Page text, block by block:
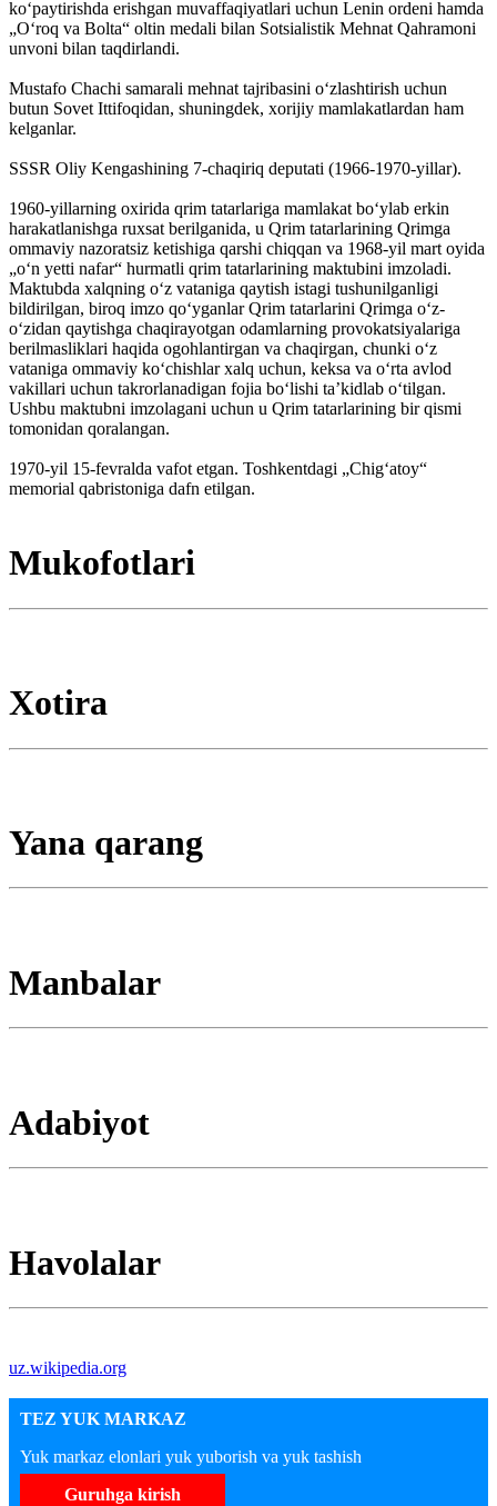
koʻpaytirishda erishgan muvaffaqiyatlari uchun Lenin ordeni hamda
„Oʻroq va Bolta“ oltin medali bilan Sotsialistik Mehnat Qahramoni
unvoni bilan taqdirlandi.
Mustafo Chachi samarali mehnat tajribasini oʻzlashtirish uchun
butun Sovet Ittifoqidan, shuningdek, xorijiy mamlakatlardan ham
kelganlar.
SSSR Oliy Kengashining 7-chaqiriq deputati (1966-1970-yillar).
1960-yillarning oxirida qrim tatarlariga mamlakat boʻylab erkin
harakatlanishga ruxsat berilganida, u Qrim tatarlarining Qrimga
ommaviy nazoratsiz ketishiga qarshi chiqqan va 1968-yil mart oyida
„oʻn yetti nafar“ hurmatli qrim tatarlarining maktubini imzoladi.
Maktubda xalqning oʻz vataniga qaytish istagi tushunilganligi
bildirilgan, biroq imzo qoʻyganlar Qrim tatarlarini Qrimga oʻz-
oʻzidan qaytishga chaqirayotgan odamlarning provokatsiyalariga
berilmasliklari haqida ogohlantirgan va chaqirgan, chunki oʻz
vataniga ommaviy koʻchishlar xalq uchun, keksa va oʻrta avlod
vakillari uchun takrorlanadigan fojia boʻlishi taʼkidlab oʻtilgan.
Ushbu maktubni imzolagani uchun u Qrim tatarlarining bir qismi
tomonidan qoralangan.
1970-yil 15-fevralda vafot etgan. Toshkentdagi „Chigʻatoy“
memorial qabristoniga dafn etilgan.
Mukofotlari
Xotira
Yana qarang
Manbalar
Adabiyot
Havolalar
uz.wikipedia.org
TEZ YUK MARKAZ
Yuk markaz elonlari yuk yuborish va yuk tashish
Guruhga kirish